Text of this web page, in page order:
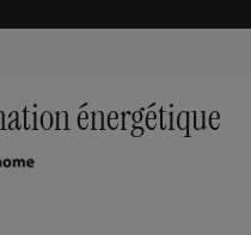
énergétique